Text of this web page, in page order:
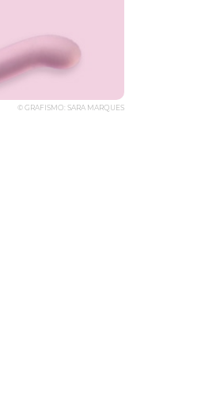
© GRAFISMO: SARA MARQUES